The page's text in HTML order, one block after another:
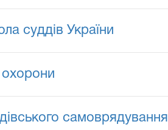
суддів України
самоврядування